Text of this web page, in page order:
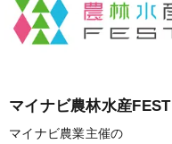
マイナビ農林水産FEST
マイナビ農業主催の